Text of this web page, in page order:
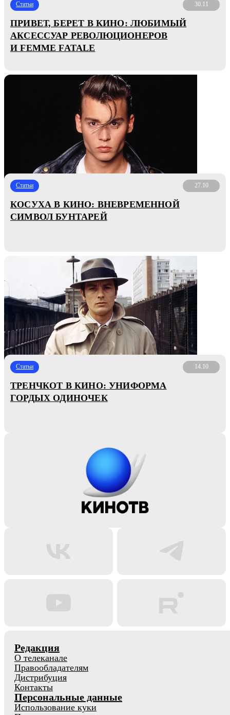
Статьи 30.11
ПРИВЕТ, БЕРЕТ В КИНО: ЛЮБИМЫЙ
АКСЕССУАР РЕВОЛЮЦИОНЕРОВ
И FEMME FATALE
Статьи 27.10
КОСУХА В КИНО: ВНЕВРЕМЕННОЙ
СИМВОЛ БУНТАРЕЙ
Статьи 14.10
ТРЕНЧКОТ В КИНО: УНИФОРМА
ГОРДЫХ ОДИНОЧЕК
Редакция
О телеканале
Правообладателям
Дистрибуция
Контакты
Персональные данные
Использование куки